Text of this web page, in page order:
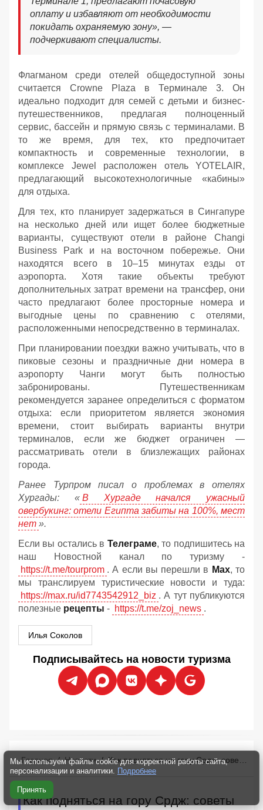
оплату и избавляют от необходимости
покидать охраняемую зону», —
подчеркивают специалисты.
Флагманом среди отелей общедоступной зоны
считается Crowne Plaza в Терминале 3. Он
идеально подходит для семей с детьми и бизнес-
путешественников, предлагая полноценный
сервис, бассейн и прямую связь с терминалами. В
то же время, для тех, кто предпочитает
компактность и современные технологии, в
комплексе Jewel расположен отель YOTELAIR,
предлагающий высокотехнологичные «кабины»
для отдыха.
Для тех, кто планирует задержаться в Сингапуре
на несколько дней или ищет более бюджетные
варианты, существуют отели в районе Changi
Business Park и на восточном побережье. Они
находятся всего в 10–15 минутах езды от
аэропорта. Хотя такие объекты требуют
дополнительных затрат времени на трансфер, они
часто предлагают более просторные номера и
выгодные цены по сравнению с отелями,
расположенными непосредственно в терминалах.
При планировании поездки важно учитывать, что в
пиковые сезоны и праздничные дни номера в
аэропорту Чанги могут быть полностью
забронированы. Путешественникам
рекомендуется заранее определиться с форматом
отдыха: если приоритетом является экономия
времени, стоит выбирать варианты внутри
терминалов, если же бюджет ограничен —
рассматривать отели в близлежащих районах
города.
Ранее Турпром писал о проблемах в отелях
Хургады: « В Хургаде начался ужасный
овербукинг: отели Египта забиты на 100%, мест
нет ».
Если вы остались в Телеграме, то подпишитесь на
наш Новостной канал по туризму -
https://t.me/tourprom . А если вы перешли в Мах, то
мы транслируем туристические новости и туда:
https://max.ru/id7743542912_biz . А тут публикуются
полезные рецепты - https://t.me/zoj_news .
Илья Соколов
Подписывайтесь на новости туризма
Главная / Новости / Как подняться на гору Срдж: советы туристам, цены и лучшие виды на Дубровник
Как подняться на гору Срдж: советы
Мы используем файлы cookie для корректной работы сайта,
персонализации и аналитики. Подробнее
Принять